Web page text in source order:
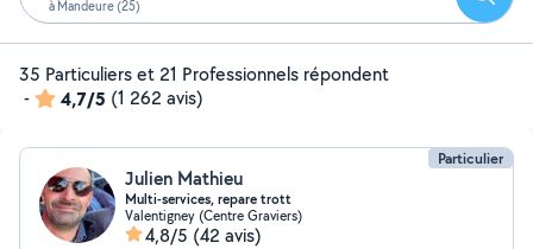
à Mandeure (25)
35 Particuliers et 21 Professionnels répondent
-
4,7/5 (1 262 avis)
Particulier
Julien Mathieu
Multi-services, repare trott
Valentigney (Centre Graviers)
4,8/5 (42 avis)